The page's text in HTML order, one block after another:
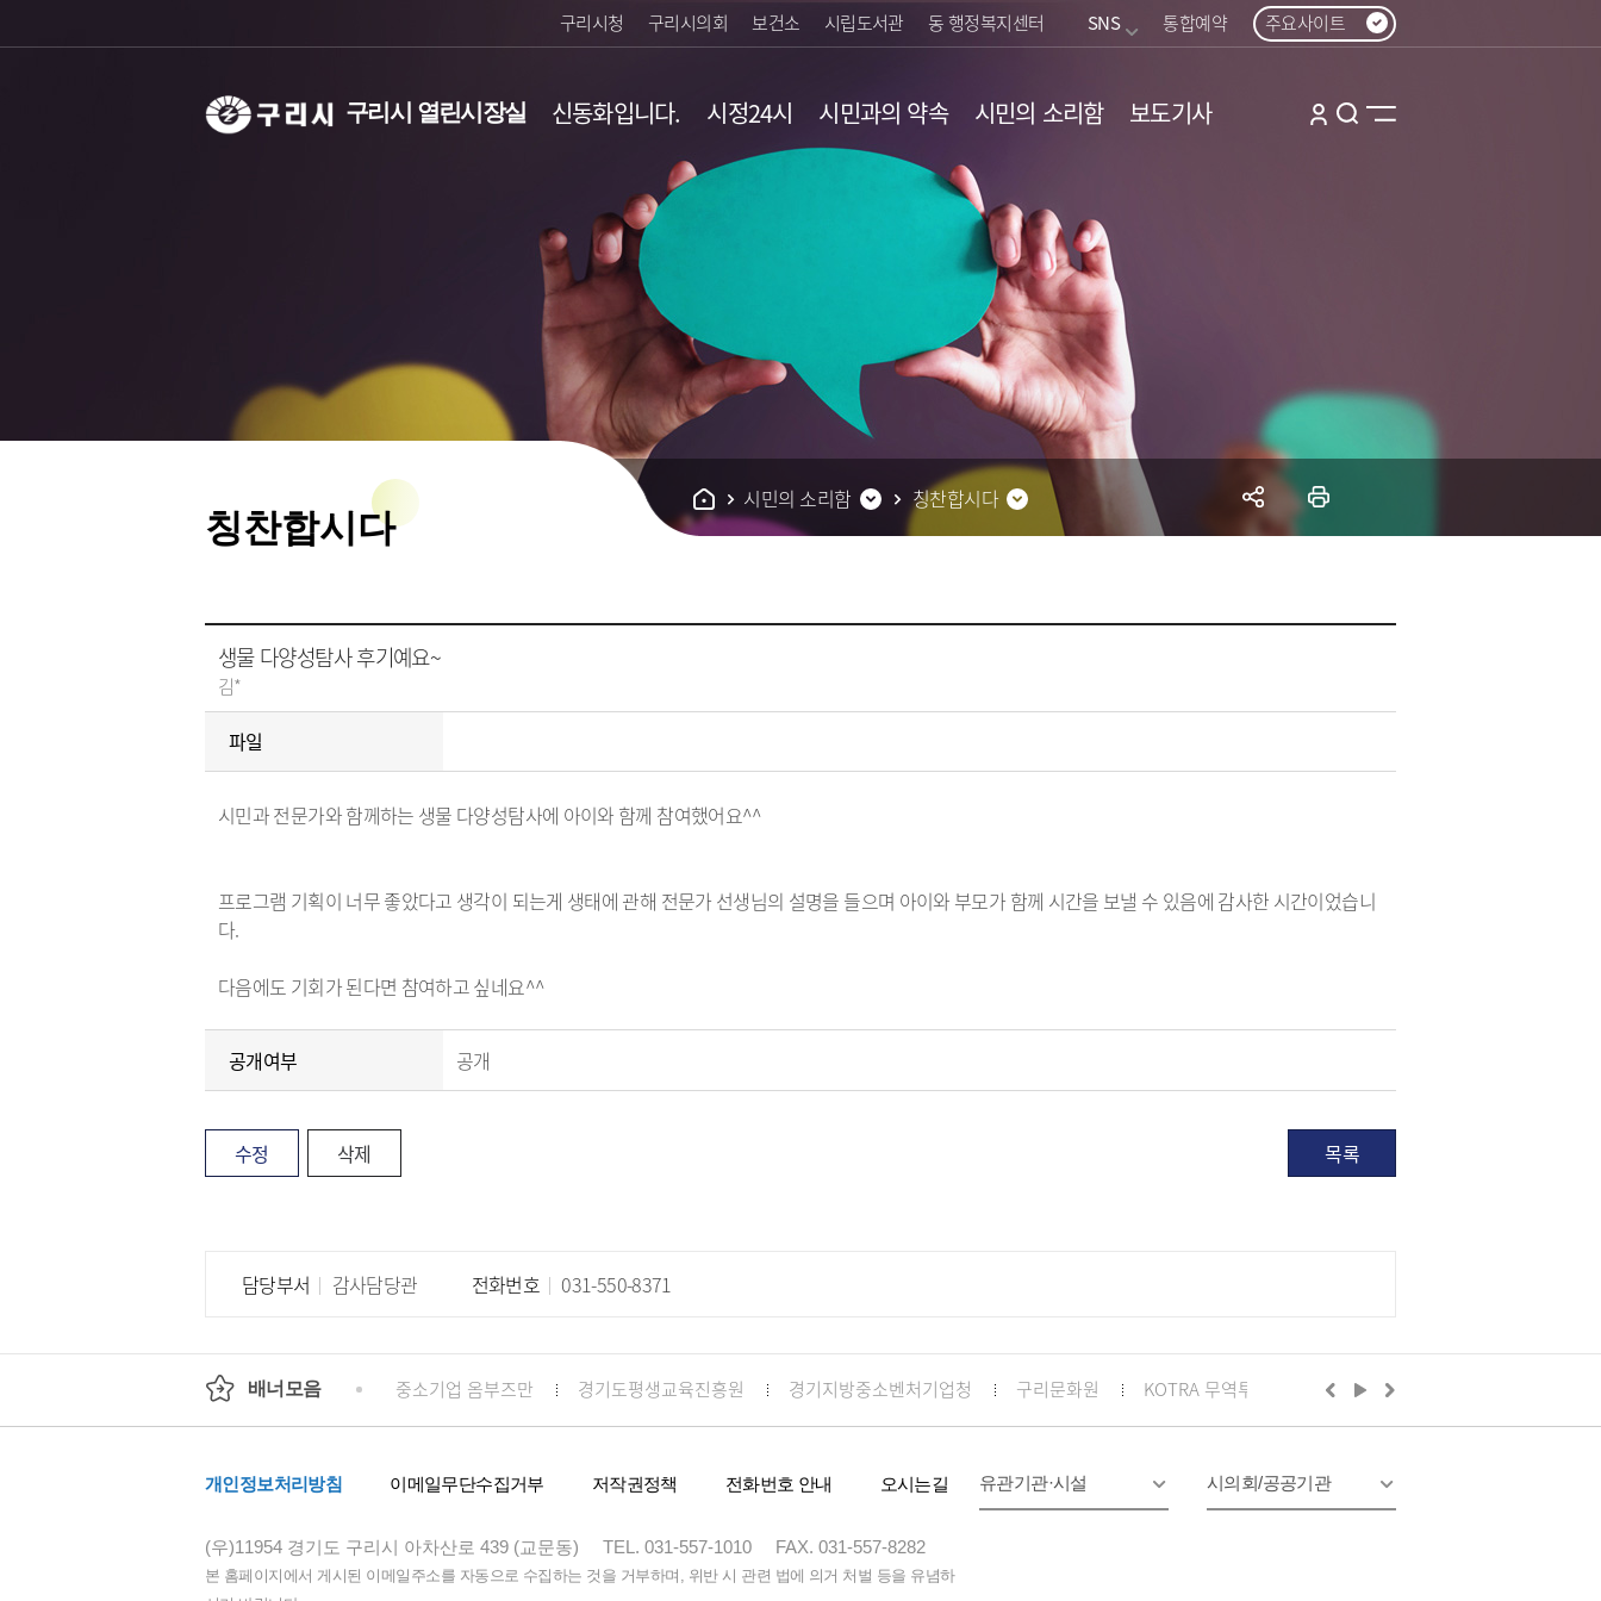
구리시청 구리시의회 보건소 시립도서관 동 행정복지센터 SNS 통합예약 주요사이트
구리시 열린시장실 신동화입니다. 시정24시 시민과의 약속 시민의 소리함 보도기사
시민의 소리함 칭찬합시다
칭찬합시다
생물 다양성탐사 후기예요~
김*
파일
시민과 전문가와 함께하는 생물 다양성탐사에 아이와 함께 참여했어요^^
프로그램 기획이 너무 좋았다고 생각이 되는게 생태에 관해 전문가 선생님의 설명을 들으며 아이와 부모가 함께 시간을 보낼 수 있음에 감사한 시간이었습니
다.
다음에도 기회가 된다면 참여하고 싶네요^^
공개여부 공개
수정 삭제 목록
담당부서 감사담당관 전화번호 031-550-8371
배너모음
경기도청 행정안전부 중소기업 옴부즈만 경기도평생교육진흥원 경기지방중소벤처기업청 구리문화원 KOTRA 무역투자24 구리시의회
개인정보처리방침 이메일무단수집거부 저작권정책 전화번호 안내 오시는길
(우)11954 경기도 구리시 아차산로 439 (교문동) TEL. 031-557-1010 FAX. 031-557-8282
본 홈페이지에서 게시된 이메일주소를 자동으로 수집하는 것을 거부하며, 위반 시 관련 법에 의거 처벌 등을 유념하
유관기관·시설 시의회/공공기관